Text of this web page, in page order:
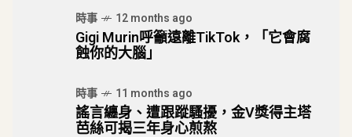
時事 12 months ago
Gigi Murin呼籲遠離TikTok，「它會腐
蝕你的大腦」
時事 11 months ago
謠言纏身、遭跟蹤騷擾，金V獎得主塔
芭絲可揭三年身心煎熬